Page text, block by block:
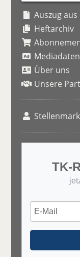
Auszug
Heftarchiv
Über uns
Unsere
TK-